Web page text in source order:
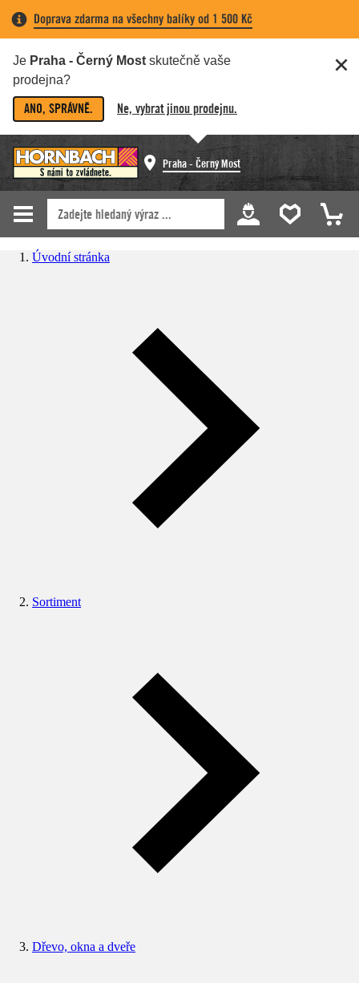
Doprava zdarma na všechny balíky od 1 500 Kč
Je Praha - Černý Most skutečně vaše
prodejna?
ANO, SPRÁVNĚ. Ne, vybrat jinou prodejnu.
Praha - Černý Most
Úvodní stránka
Sortiment
Dřevo, okna a dveře